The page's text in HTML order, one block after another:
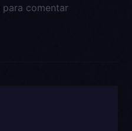
para comentar